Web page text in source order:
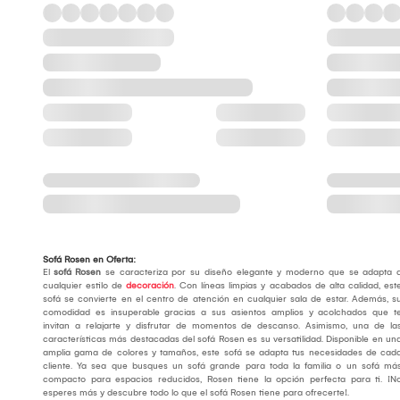
Sofá Rosen en Oferta:
El sofá Rosen se caracteriza por su diseño elegante y moderno que se adapta
cualquier estilo de decoración. Con líneas limpias y acabados de alta calidad,
sofá se convierte en el centro de atención en cualquier sala de estar. Además,
comodidad es insuperable gracias a sus asientos amplios y acolchados que
invitan a relajarte y disfrutar de momentos de descanso. Asimismo, una de
características más destacadas del sofá Rosen es su versatilidad. Disponible en
amplia gama de colores y tamaños, este sofá se adapta tus necesidades de
cliente. Ya sea que busques un sofá grande para toda la familia o un sofá
compacto para espacios reducidos, Rosen tiene la opción perfecta para ti.
esperes más y descubre todo lo que el sofá Rosen tiene para ofrecerte!.